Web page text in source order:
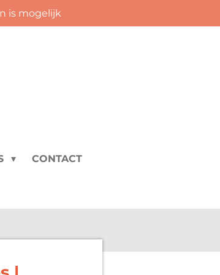
is mogelijk
CONTACT